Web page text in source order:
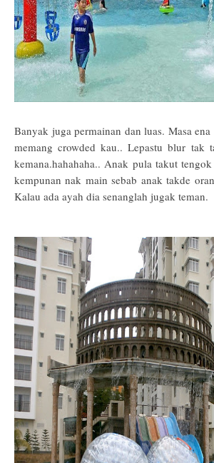
Banyak juga permainan dan luas. Masa
memang crowded kau.. Lepastu blur tak
kemana.hahahaha.. Anak pula takut
kempunan nak main sebab anak takde
Kalau ada ayah dia senanglah jugak teman.